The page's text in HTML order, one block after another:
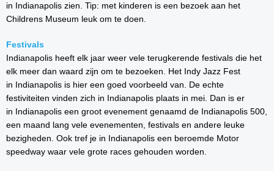
in Indianapolis zien. Tip: met kinderen is een bezoek aan het
Childrens Museum leuk om te doen.
Festivals
Indianapolis heeft elk jaar weer vele terugkerende festivals die het
elk meer dan waard zijn om te bezoeken. Het Indy Jazz Fest
in Indianapolis is hier een goed voorbeeld van. De echte
festiviteiten vinden zich in Indianapolis plaats in mei. Dan is er
in Indianapolis een groot evenement genaamd de Indianapolis 500,
een maand lang vele evenementen, festivals en andere leuke
bezigheden. Ook tref je in Indianapolis een beroemde Motor
speedway waar vele grote races gehouden worden.